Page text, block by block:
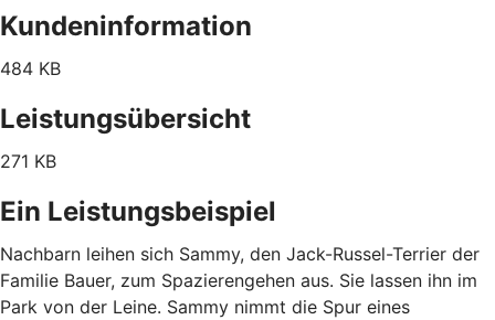
Kundeninformation
484 KB
Leistungsübersicht
271 KB
Ein Leistungsbeispiel
Nachbarn leihen sich Sammy, den Jack-Russel-Terrier der
Familie Bauer, zum Spazierengehen aus. Sie lassen ihn im
Park von der Leine. Sammy nimmt die Spur eines